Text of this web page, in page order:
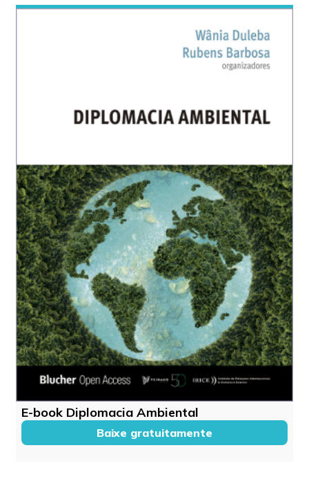
E-book Diplomacia Ambiental
Baixe gratuitamente